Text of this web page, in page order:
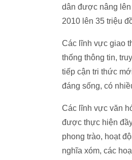
dân được nâng
2010 lên 35 triệu
Các lĩnh vực giao
thống thông tin,
tiếp cận tri thức
đáng sống, có
Các lĩnh vực văn
được thực hiện
phong trào, hoạt
nghĩa xóm, các